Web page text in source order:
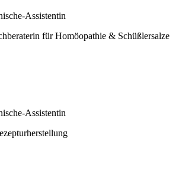
Assistentin
für Homöopathie & Schüßlersalze
Assistentin